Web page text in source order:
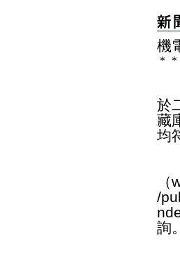
機
＊ ＊
於
藏
均
（
/
詢。